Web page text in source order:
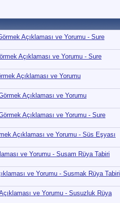
Açıklaması ve Yorumu - Sure
Açıklaması ve Yorumu - Sure
Açıklaması ve Yorumu
Açıklaması ve Yorumu
Açıklaması ve Yorumu - Sure
Açıklaması ve Yorumu - Süs Eşyası
ve Yorumu - Susam Rüya Tabiri
ve Yorumu - Susmak Rüya Tabiri
ve Yorumu - Susuzluk Rüya